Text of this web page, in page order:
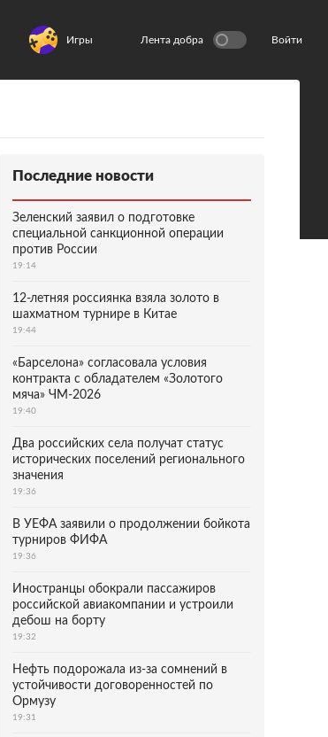
Игры Лента добра Войти
Последние новости
Зеленский заявил о подготовке
специальной санкционной операции
против России
19:14
12-летняя россиянка взяла золото в
шахматном турнире в Китае
19:44
«Барселона» согласовала условия
контракта с обладателем «Золотого
мяча» ЧМ-2026
19:40
Два российских села получат статус
исторических поселений регионального
значения
19:36
В УЕФА заявили о продолжении бойкота
турниров ФИФА
19:36
Иностранцы обокрали пассажиров
российской авиакомпании и устроили
дебош на борту
19:32
Нефть подорожала из-за сомнений в
устойчивости договоренностей по
Ормузу
19:31